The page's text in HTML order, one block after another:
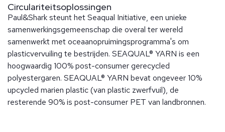
Circulariteitsoplossingen
Paul&Shark steunt het Seaqual Initiative, een unieke
samenwerkingsgemeenschap die overal ter wereld
samenwerkt met oceaanopruimingsprogramma's om
plasticvervuiling te bestrijden. SEAQUAL® YARN is een
hoogwaardig 100% post-consumer gerecycled
polyestergaren. SEAQUAL® YARN bevat ongeveer 10%
upcycled marien plastic (van plastic zwerfvuil), de
resterende 90% is post-consumer PET van landbronnen.